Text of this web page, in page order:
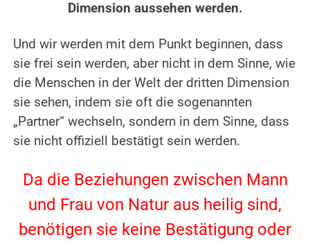
Dimension aussehen werden.
Und wir werden mit dem Punkt beginnen, dass
sie frei sein werden, aber nicht in dem Sinne, wie
die Menschen in der Welt der dritten Dimension
sie sehen, indem sie oft die sogenannten
„Partner“ wechseln, sondern in dem Sinne, dass
sie nicht offiziell bestätigt sein werden.
Da die Beziehungen zwischen Mann
und Frau von Natur aus heilig sind,
benötigen sie keine Bestätigung oder